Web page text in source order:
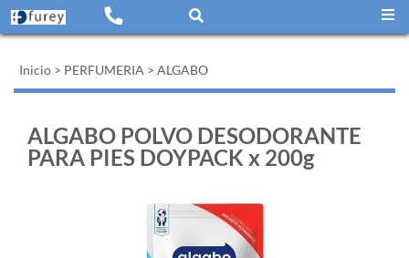
Inicio > PERFUMERIA > ALGABO
ALGABO POLVO DESODORANTE
PARA PIES DOYPACK x 200g